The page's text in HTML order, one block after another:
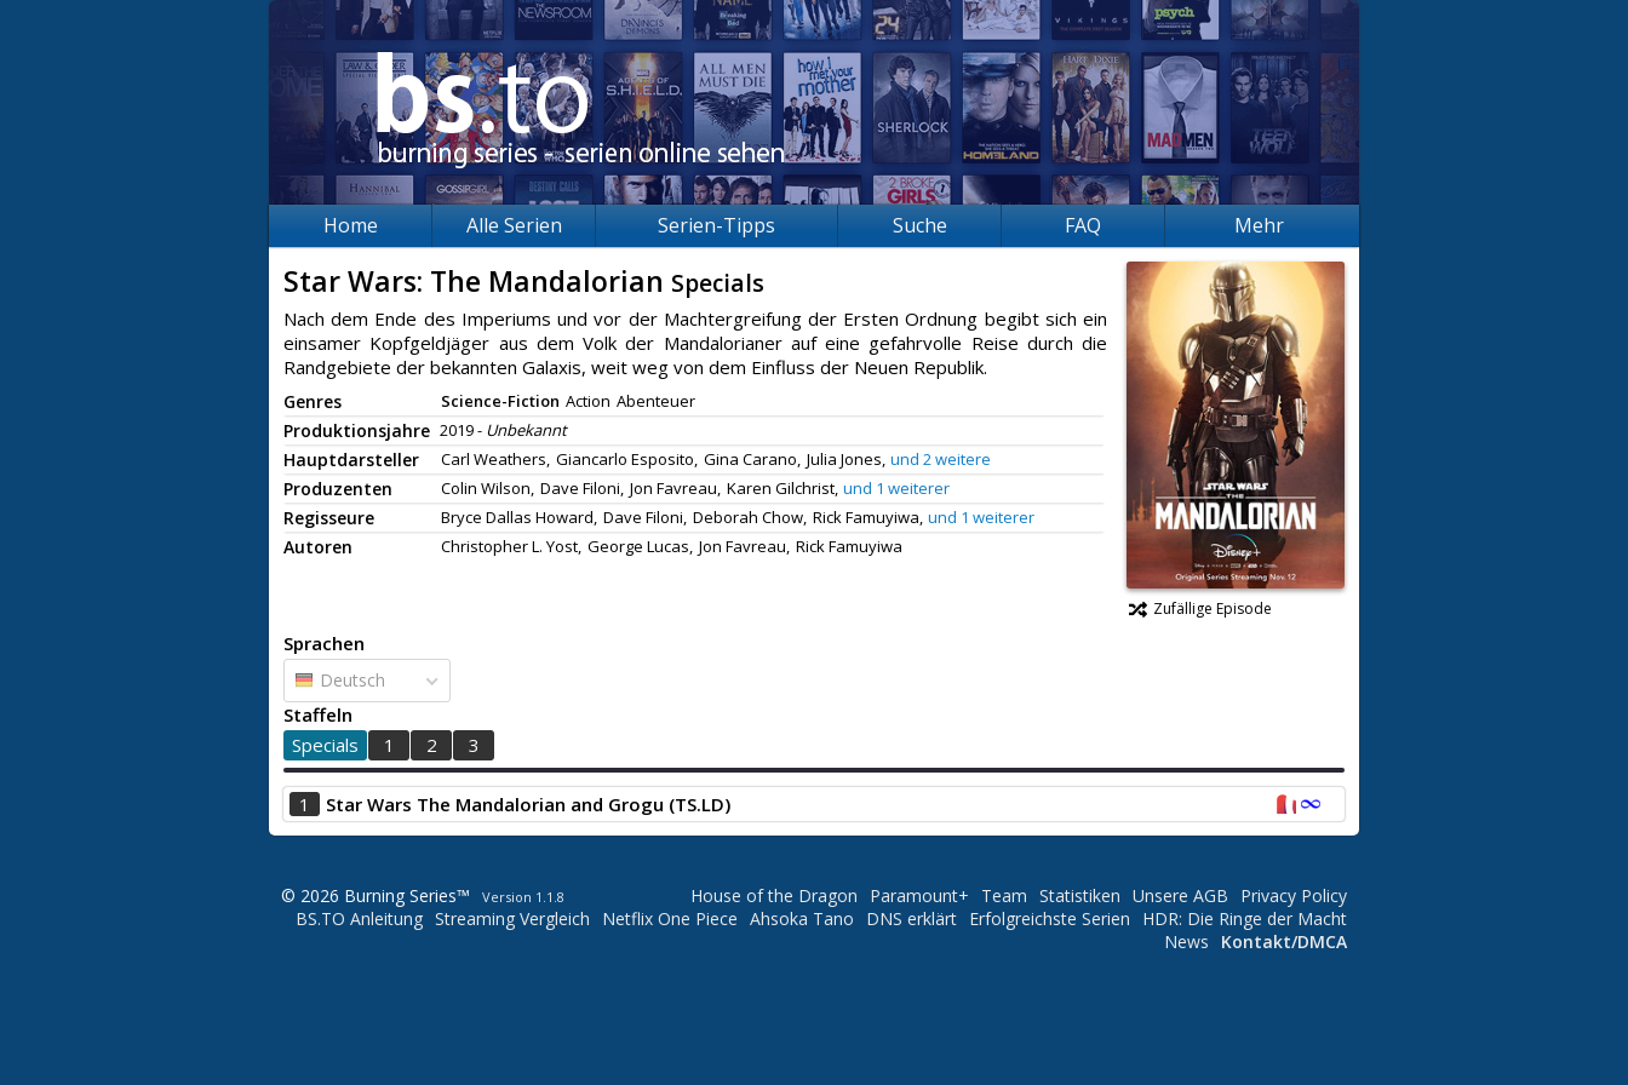
Home Alle Serien Serien-Tipps Suche FAQ Mehr
Star Wars: The Mandalorian Specials
Nach dem Ende des Imperiums und vor der Machtergreifung der Ersten Ordnung begibt sich ein
einsamer Kopfgeldjäger aus dem Volk der Mandalorianer auf eine gefahrvolle Reise durch die
Randgebiete der bekannten Galaxis, weit weg von dem Einfluss der Neuen Republik.
Genres Science-Fiction Action Abenteuer
Produktionsjahre 2019 - Unbekannt
Hauptdarsteller Carl Weathers, Giancarlo Esposito, Gina Carano, Julia Jones, und 2 weitere
Produzenten Colin Wilson, Dave Filoni, Jon Favreau, Karen Gilchrist, und 1 weiterer
Regisseure Bryce Dallas Howard, Dave Filoni, Deborah Chow, Rick Famuyiwa, und 1 weiterer
Autoren Christopher L. Yost, George Lucas, Jon Favreau, Rick Famuyiwa
Zufällige Episode
Sprachen
Deutsch
Staffeln
Specials
1 2 3
1 Star Wars The Mandalorian and Grogu (TS.LD)
© 2026 Burning Series™ Version 1.1.8 Privacy Policy
Unsere AGB
Statistiken
Team
Paramount+
House of the Dragon
HDR: Die Ringe der Macht
Erfolgreichste Serien
DNS erklärt
Ahsoka Tano
Netflix One Piece
Streaming Vergleich
BS.TO Anleitung
Kontakt/DMCA
News